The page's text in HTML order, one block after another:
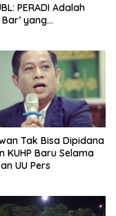
PERADI Adalah
Bar’ yang
Tak Bisa Dipidana
KUHP Baru Selama
UU Pers